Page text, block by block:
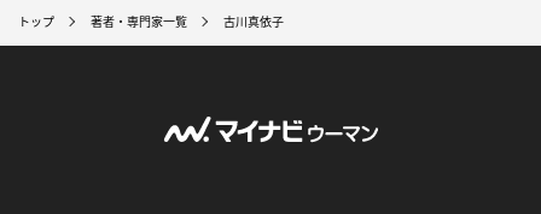
トップ 著者・専門家一覧 古川真依子